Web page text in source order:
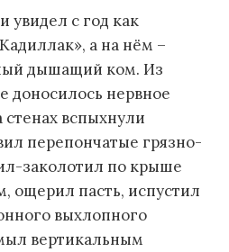
увидел с год как
а на нём –
дышащий ком. Из
доносилось нервное
вспыхнули
перепончатые грязно-
заколотил по крыше
ощерил пасть, испустил
выхлопного
вертикальным